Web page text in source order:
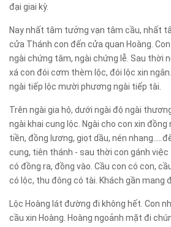
đại giai kỳ.
Nay nhất tâm tưởng vạn tâm cầu, nhất
cửa Thánh con đến cửa quan Hoàng.
ngài chứng tâm, ngài chứng lễ. Sau thời
xá con đói cơm thèm lộc, đói lộc xin
ngài tiếp lộc mười phương ngài tiếp tài.
Trên ngài gia hộ, dưới ngài độ ngài
ngài khai cung lộc. Ngài cho con xin đồng
tiền, đồng lương, giọt dầu, nén
cung, tiên thánh - sau thời con gánh việc
có đồng ra, đồng vào. Cầu con có con,
có lộc, thu đông có tài. Khách gần mang
Lộc Hoàng lát đường đi không hết. Con
cầu xin Hoàng. Hoàng ngoảnh mặt đi